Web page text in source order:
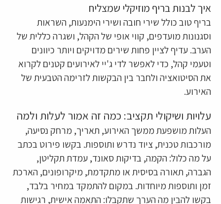
איך לבנות בריף מוזיקלי שמצליח
בריף טוב כולל שירי חובה ושירי הימנעות, השראות
וסגנונות מועדפים, קווי אופי של הקהל, ושגרה כללית של
הערב. עדיף לציין פחות שירים מדויקים ויותר כיוונים
וטעמי קהל, כדי לאפשר לדי ג'יי לאירועים קטנים לקרוא
את הסיטואציה ולחבר בין הבקשות לזרימה הטבעית של
האירוע.
עלויות ושיקולי תקציב: כמה זה אמור לעלות ולמה
העלות מושפעת ממשך האירוע, תאריך, מרחק נסיעה,
מורכבות טכנית, ציוד נדרש ותוספות. בקשו פירוט בכתב
על מה כלול: הקמה, בדיקות סאונד, עמדת תקליטן,
הגברה, תאורה בסיסית או מתקדמת, מיקרופונים, הארכת
זמן ותוספות מיוחדות. במקום להתמקד במחיר בלבד,
בקשו להבין מה הערך שתקבלו: התאמה אישית, רגישות